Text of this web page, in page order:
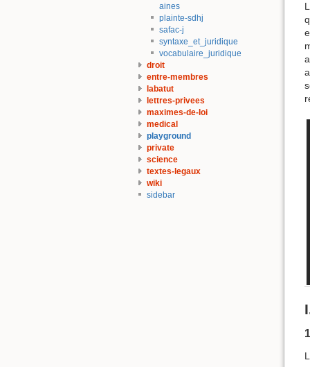
aines
plainte-sdhj
safac-j
syntaxe_et_juridique
vocabulaire_juridique
droit
entre-membres
labatut
lettres-privees
maximes-de-loi
medical
playground
private
science
textes-legaux
wiki
sidebar